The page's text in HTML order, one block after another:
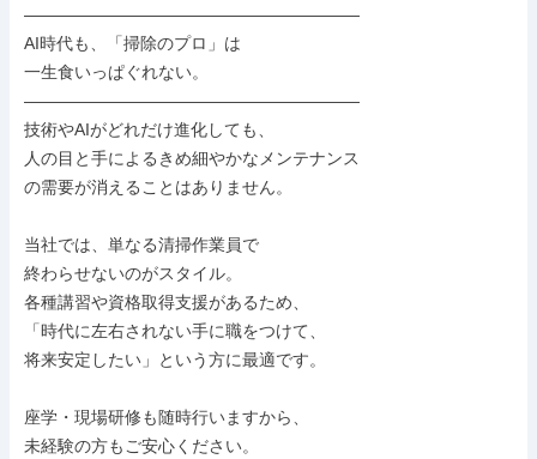
――――――――――――――――――――
AI時代も、「掃除のプロ」は
一生食いっぱぐれない。
――――――――――――――――――――
技術やAIがどれだけ進化しても、
人の目と手によるきめ細やかなメンテナンス
の需要が消えることはありません。
当社では、単なる清掃作業員で
終わらせないのがスタイル。
各種講習や資格取得支援があるため、
「時代に左右されない手に職をつけて、
将来安定したい」という方に最適です。
座学・現場研修も随時行いますから、
未経験の方もご安心ください。